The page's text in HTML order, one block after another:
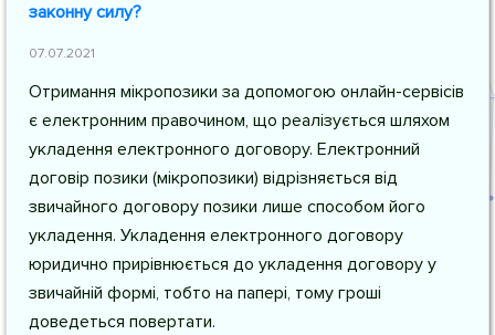
законну силу?
07.07.2021
Отримання мікропозики за допомогою онлайн-сервісів
є електронним правочином, що реалізується шляхом
укладення електронного договору. Електронний
договір позики (мікропозики) відрізняється від
звичайного договору позики лише способом його
укладення. Укладення електронного договору
юридично прирівнюється до укладення договору у
звичайній формі, тобто на папері, тому гроші
доведеться повертати.